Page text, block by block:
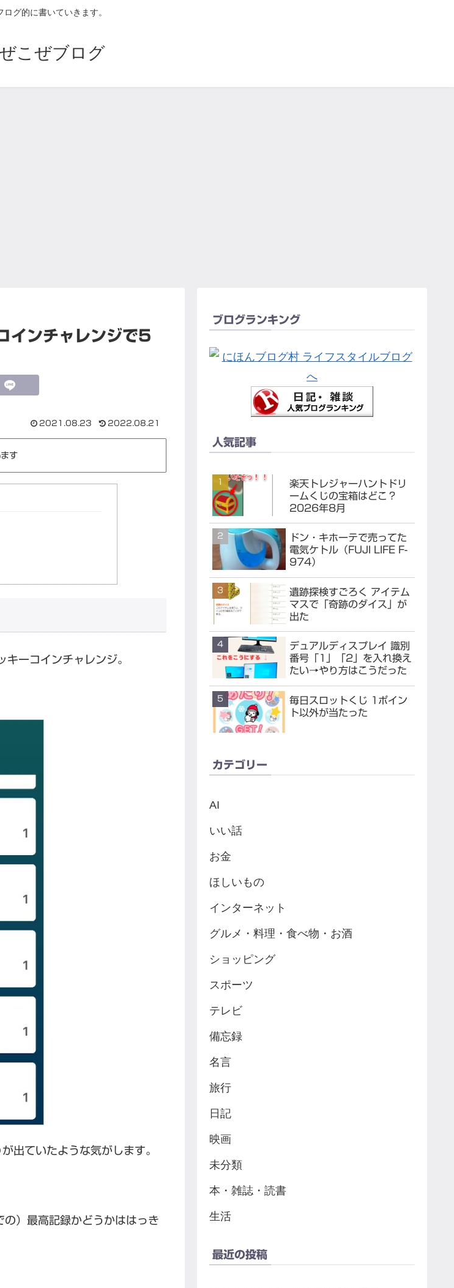
ログ的に書いていきます。
こぜブログ
インチャレンジで5
2021.08.23 2022.08.21
す
ーコインチャレンジ。
出ていたような気がします。
）最高記録かどうかははっき
ブログランキング
人気記事
楽天トレジャーハントドリ
ームくじの宝箱はどこ？
2026年8月
ドン・キホーテで売ってた
電気ケトル（FUJI LIFE F-
974）
遺跡探検すごろく アイテム
マスで「奇跡のダイス」が
出た
デュアルディスプレイ 識別
番号「1」「2」を入れ換え
たい→やり方はこうだった
毎日スロットくじ 1ポイン
ト以外が当たった
カテゴリー
AI
いい話
お金
ほしいもの
インターネット
グルメ・料理・食べ物・お酒
ショッピング
スポーツ
テレビ
備忘録
名言
旅行
日記
映画
未分類
本・雑誌・読書
生活
最近の投稿